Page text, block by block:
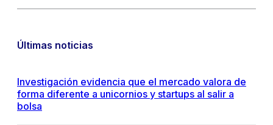
Últimas noticias
Investigación evidencia que el mercado valora de
forma diferente a unicornios y startups al salir a
bolsa